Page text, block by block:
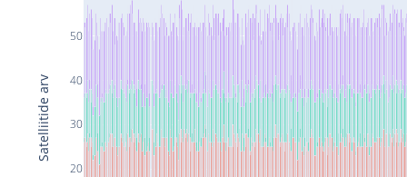
20
30
40
50
Satelliitide arv